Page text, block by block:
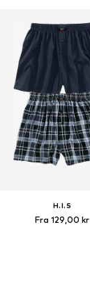
H.I.S
Fra 129,00 kr